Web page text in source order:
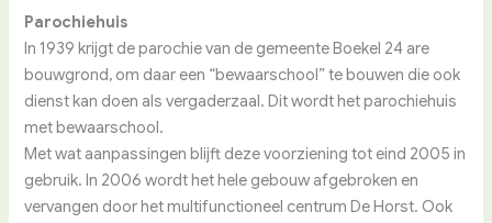
Parochiehuis
In 1939 krijgt de parochie van de gemeente Boekel 24 are
bouwgrond, om daar een “bewaarschool” te bouwen die ook
dienst kan doen als vergaderzaal. Dit wordt het parochiehuis
met bewaarschool.
Met wat aanpassingen blijft deze voorziening tot eind 2005 in
gebruik. In 2006 wordt het hele gebouw afgebroken en
vervangen door het multifunctioneel centrum De Horst. Ook